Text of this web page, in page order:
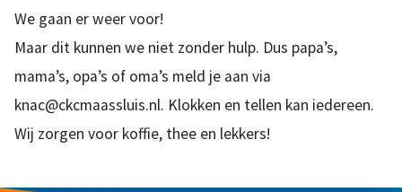
We gaan er weer voor!
Maar dit kunnen we niet zonder hulp. Dus papa’s,
mama’s, opa’s of oma’s meld je aan via
knac@ckcmaassluis.nl. Klokken en tellen kan iedereen.
Wij zorgen voor koffie, thee en lekkers!